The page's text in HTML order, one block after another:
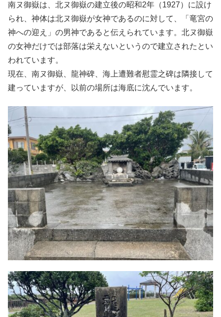
南ヌ御嶽は、北ヌ御嶽の建立後の昭和2年（1927）に設け
られ、神体は北ヌ御嶽が女神であるのに対して、「竜宮の
神への迎え」の男神であると伝えられています。北ヌ御嶽
の女神だけでは部落は栄えないというので建立されたとい
われています。
現在、南ヌ御嶽、龍神碑、海上遭難者慰霊之碑は隣接して
建っていますが、以前の場所は海底に沈んでいます。